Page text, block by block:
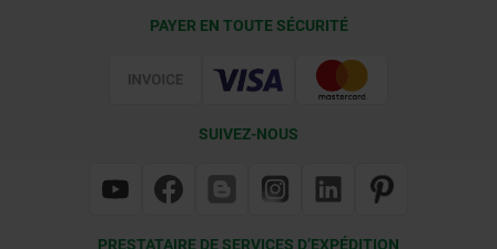
PAYER EN TOUTE SÉCURITÉ
SUIVEZ-NOUS
PRESTATAIRE DE SERVICES D’EXPÉDITION